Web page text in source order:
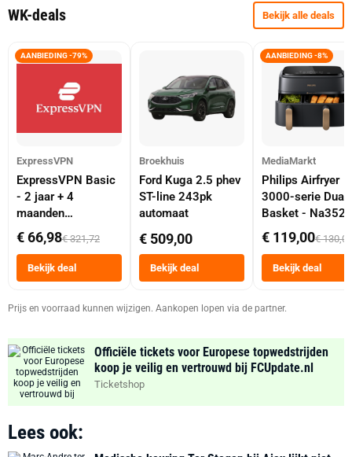
WK-deals Bekijk alle deals
AANBIEDING -79%
ExpressVPN
ExpressVPN Basic
- 2 jaar + 4
maanden
abonnement
€ 66,98€ 321,72
Bekijk deal
Broekhuis
Ford Kuga 2.5 phev
ST-line 243pk
automaat
€ 509,00
Bekijk deal
AANBIEDING -8%
MediaMarkt
Philips Airfryer
3000-serie Dual
Basket -
Dubbele Mand 9
Tot 6 Personen
Heteluchtfriteuse
Zwart
€ 119,00€ 130,00
Bekijk deal
Prijs en voorraad kunnen wijzigen. Aankopen lopen via de partner.
Officiële tickets voor Europese topwedstrijden
koop je veilig en vertrouwd bij FCUpdate.nl
Ticketshop
Lees ook: